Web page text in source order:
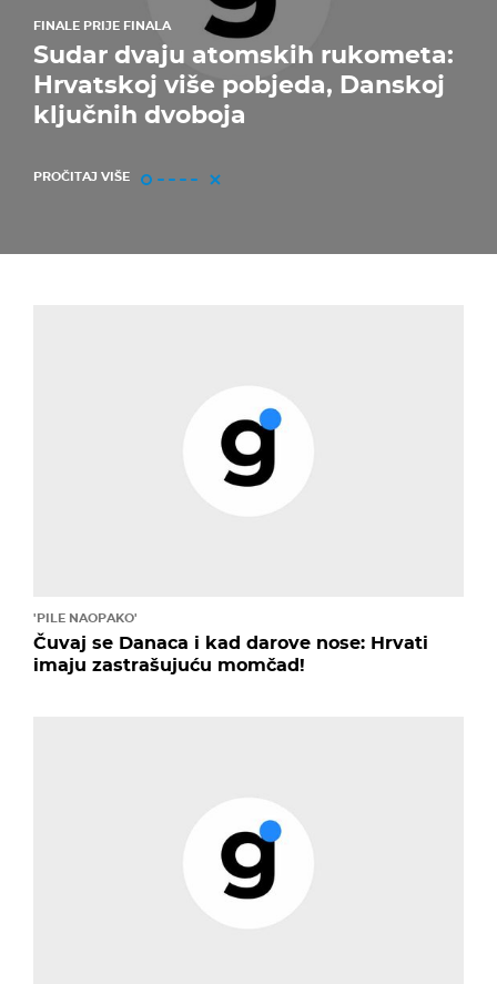
FINALE PRIJE FINALA
Sudar dvaju atomskih rukometa:
Hrvatskoj više pobjeda, Danskoj
ključnih dvoboja
PROČITAJ VIŠE
'PILE NAOPAKO'
Čuvaj se Danaca i kad darove nose: Hrvati
imaju zastrašujuću momčad!